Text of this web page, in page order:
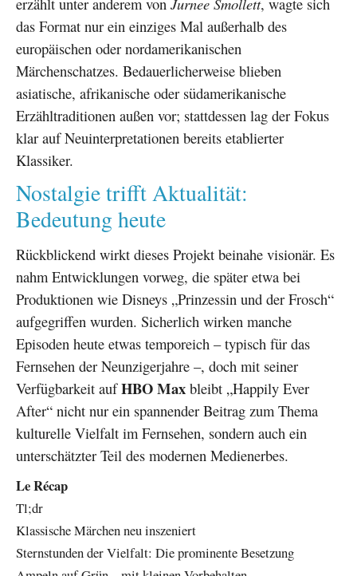
das Format nur ein einziges Mal außerhalb des
europäischen oder nordamerikanischen
Märchenschatzes. Bedauerlicherweise blieben
asiatische, afrikanische oder südamerikanische
Erzähltraditionen außen vor; stattdessen lag der Fokus
klar auf Neuinterpretationen bereits etablierter
Klassiker.
Nostalgie trifft Aktualität:
Bedeutung heute
Rückblickend wirkt dieses Projekt beinahe visionär. Es
nahm Entwicklungen vorweg, die später etwa bei
Produktionen wie Disneys „Prinzessin und der Frosch“
aufgegriffen wurden. Sicherlich wirken manche
Episoden heute etwas temporeich – typisch für das
Fernsehen der Neunzigerjahre –, doch mit seiner
Verfügbarkeit aufHBO Max bleibt „Happily Ever
After“ nicht nur ein spannender Beitrag zum Thema
kulturelle Vielfalt im Fernsehen, sondern auch ein
unterschätzter Teil des modernen Medienerbes.
Le Récap
Tl;dr
Klassische Märchen neu inszeniert
Sternstunden der Vielfalt: Die prominente Besetzung